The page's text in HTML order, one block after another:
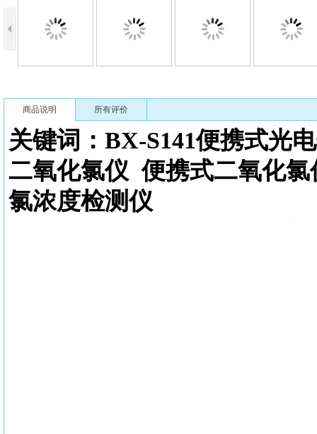
商品说明 所有评价
关键词：BX-S141便携式光
二氧化氯仪 便携式二氧化氯
氯浓度检测仪